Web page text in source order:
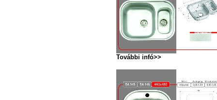
További infó>>